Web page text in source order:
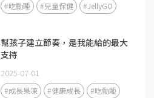
#吃動睡
#兒童保健 #JellyGO
幫孩子建立節奏，是我能給的最大
支持
2025-07-01
#成長果凍 #健康成長
#吃動睡